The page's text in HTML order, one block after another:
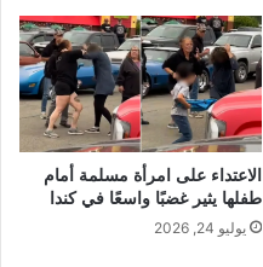
الاعتداء على امرأة مسلمة أمام
طفلها يثير غضبًا واسعًا في كندا
يوليو 24, 2026